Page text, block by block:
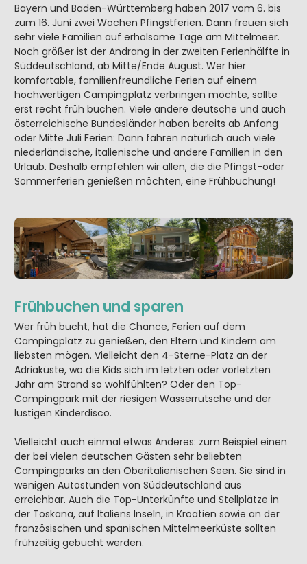
Bayern und Baden-Württemberg haben 2017 vom 6. bis
zum 16. Juni zwei Wochen Pfingstferien. Dann freuen sich
sehr viele Familien auf erholsame Tage am Mittelmeer.
Noch größer ist der Andrang in der zweiten Ferienhälfte in
Süddeutschland, ab Mitte/Ende August. Wer hier
komfortable, familienfreundliche Ferien auf einem
hochwertigen Campingplatz verbringen möchte, sollte
erst recht früh buchen. Viele andere deutsche und auch
österreichische Bundesländer haben bereits ab Anfang
oder Mitte Juli Ferien: Dann fahren natürlich auch viele
niederländische, italienische und andere Familien in den
Urlaub. Deshalb empfehlen wir allen, die die Pfingst-oder
Sommerferien genießen möchten, eine Frühbuchung!
Frühbuchen und sparen
Wer früh bucht, hat die Chance, Ferien auf dem
Campingplatz zu genießen, den Eltern und Kindern am
liebsten mögen. Vielleicht den 4-Sterne-Platz an der
Adriaküste, wo die Kids sich im letzten oder vorletzten
Jahr am Strand so wohlfühlten? Oder den Top-
Campingpark mit der riesigen Wasserrutsche und der
lustigen Kinderdisco.
Vielleicht auch einmal etwas Anderes: zum Beispiel einen
der bei vielen deutschen Gästen sehr beliebten
Campingparks an den Oberitalienischen Seen. Sie sind in
wenigen Autostunden von Süddeutschland aus
erreichbar. Auch die Top-Unterkünfte und Stellplätze in
der Toskana, auf Italiens Inseln, in Kroatien sowie an der
französischen und spanischen Mittelmeerküste sollten
frühzeitig gebucht werden.